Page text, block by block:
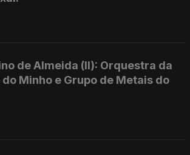
de Almeida (II): Orquestra da
Minho e Grupo de Metais do